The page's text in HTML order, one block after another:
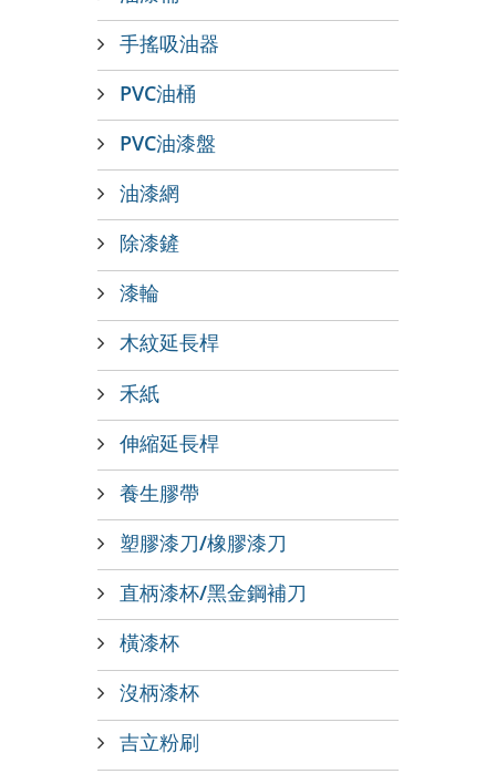
手搖吸油器
PVC油桶
PVC油漆盤
油漆網
除漆鏟
漆輪
木紋延長桿
禾紙
伸縮延長桿
養生膠帶
塑膠漆刀/橡膠漆刀
直柄漆杯/黑金鋼補刀
橫漆杯
沒柄漆杯
吉立粉刷